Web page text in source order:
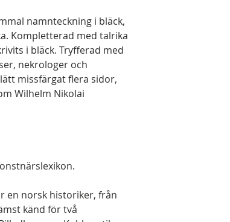
namnteckning i bläck,
Kompletterad med talrika
i bläck. Tryfferad med
nekrologer och
missfärgat flera sidor,
Wilhelm Nikolai
en norsk historiker, från
känd för två